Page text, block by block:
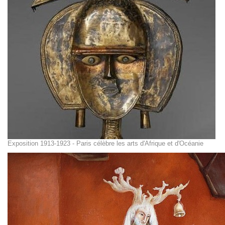
Exposition 1913-1923 - Paris célèbre les arts d'Afrique et d'Océanie